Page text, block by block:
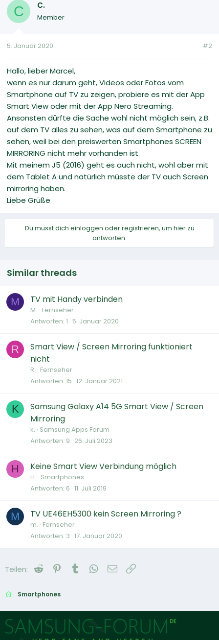
C C.
Member
5. Januar 2020 #2
Hallo, lieber Marcel,
wenn es nur darum geht, Videos oder Fotos vom
Smartphone auf TV zu zeigen, probiere es mit der App
Smart View oder mit der App Nero Streaming.
Ansonsten dürfte die Sache wohl nicht möglich sein, z.B.
auf dem TV alles zu sehen, was auf dem Smartphone zu
sehen, weil bei den preiswerten Smartphones SCREEN
MIRRORING nicht mehr vorhanden ist.
Mit meinem J5 (2016) geht es auch nicht, wohl aber mit
dem Tablet A und natürlich müsste der TV auch Screen
mirroring haben.
Liebe Grüße
Du musst dich einloggen oder registrieren, um hier zu
antworten.
Similar threads
M TV mit Handy verbinden
M. Fernseher
Antworten 1 5. Januar 2020
R
Smart View / Screen Mirroring funktioniert
nicht
R. Fernseher
Antworten 15 12. Januar 2021
K
Samsung Galaxy A14 5G Smart View / Screen
Mirroring
k. Samsung Apps Forum
Antworten 9 26. Juli 2023
H Keine Smart View Verbindung möglich
H. Smartphones
Antworten 6 11. Juli 2019
M TV UE46EH5300 kein Screen Mirroring ?
m. Fernseher
Antworten 3 17. Januar 2020
Teilen: Reddit Pinterest
Tumblr WhatsApp
E-Mail
Smartphones